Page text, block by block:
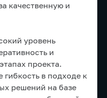
качественную и
уровень
и
проекта.
гибкость в подходе к
решений на базе